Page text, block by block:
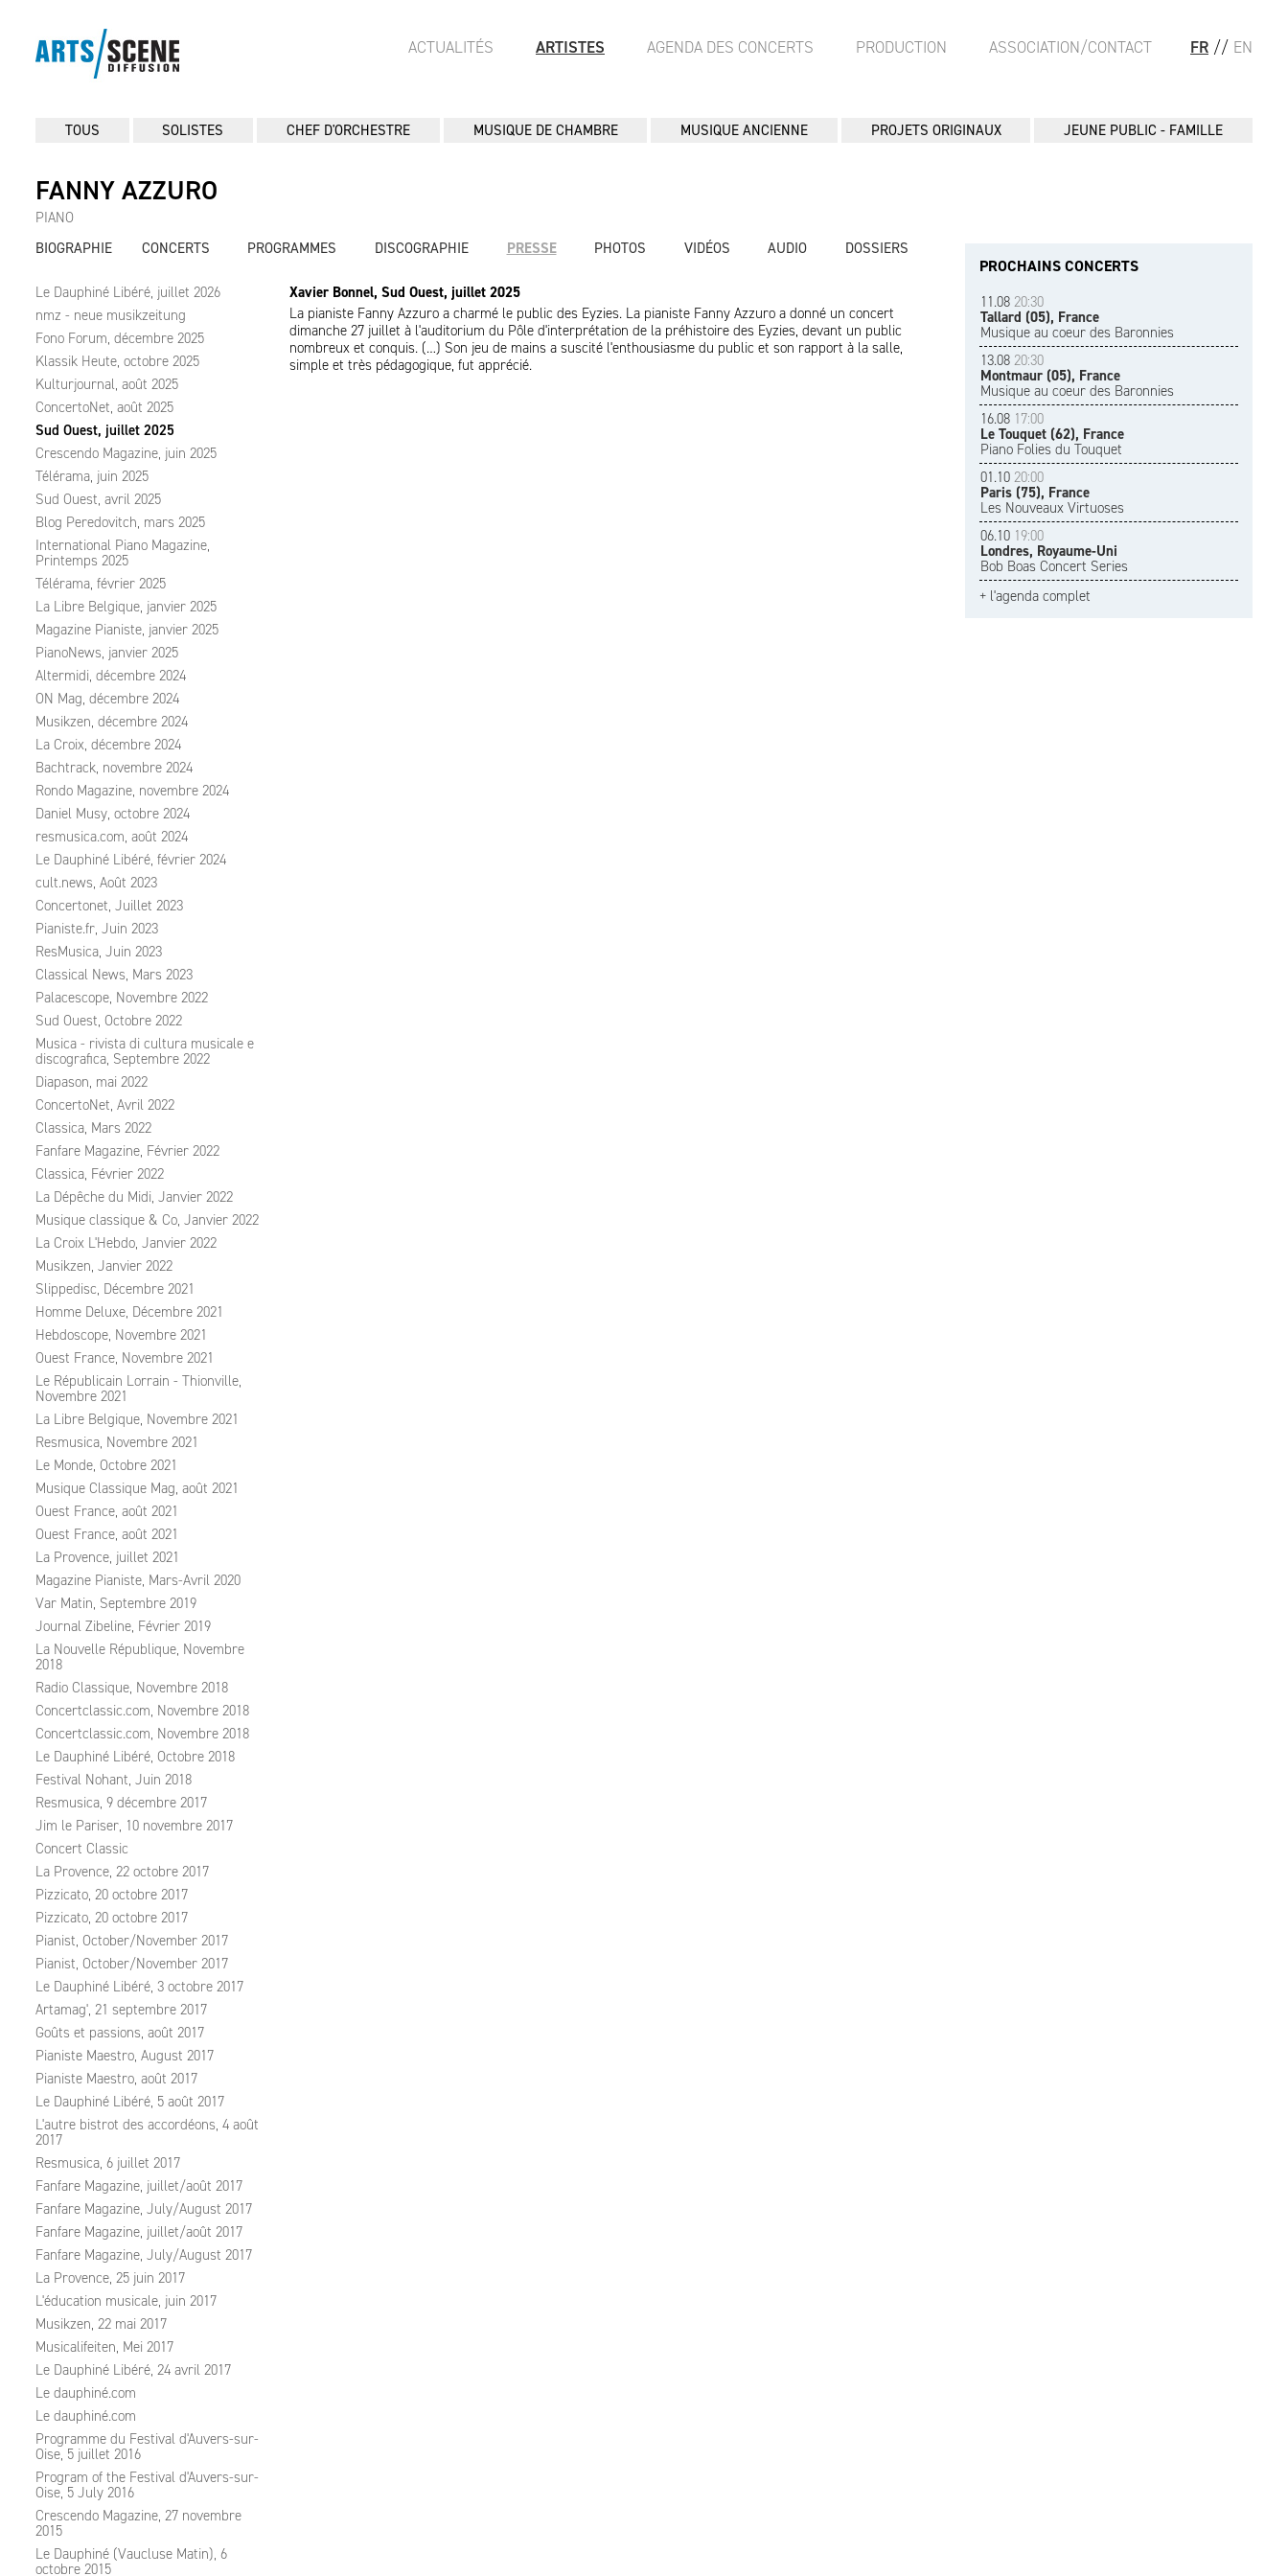
FR // EN
ACTUALITÉS ARTISTES AGENDA DES CONCERTS PRODUCTION ASSOCIATION/CONTACT
TOUS SOLISTES CHEF D'ORCHESTRE MUSIQUE DE CHAMBRE MUSIQUE ANCIENNE PROJETS ORIGINAUX JEUNE PUBLIC - FAMILLE
FANNY AZZURO
PIANO
BIOGRAPHIE
CONCERTS PROGRAMMES DISCOGRAPHIE PRESSE PHOTOS VIDÉOS AUDIO DOSSIERS
Le Dauphiné Libéré, juillet 2026
nmz - neue musikzeitung
Fono Forum, décembre 2025
Klassik Heute, octobre 2025
Kulturjournal, août 2025
ConcertoNet, août 2025
Sud Ouest, juillet 2025
Crescendo Magazine, juin 2025
Télérama, juin 2025
Sud Ouest, avril 2025
Blog Peredovitch, mars 2025
International Piano Magazine,
Printemps 2025
Télérama, février 2025
La Libre Belgique, janvier 2025
Magazine Pianiste, janvier 2025
PianoNews, janvier 2025
Altermidi, décembre 2024
ON Mag, décembre 2024
Musikzen, décembre 2024
La Croix, décembre 2024
Bachtrack, novembre 2024
Rondo Magazine, novembre 2024
Daniel Musy, octobre 2024
resmusica.com, août 2024
Le Dauphiné Libéré, février 2024
cult.news, Août 2023
Concertonet, Juillet 2023
Pianiste.fr, Juin 2023
ResMusica, Juin 2023
Classical News, Mars 2023
Palacescope, Novembre 2022
Sud Ouest, Octobre 2022
Musica - rivista di cultura musicale e
discografica, Septembre 2022
Diapason, mai 2022
ConcertoNet, Avril 2022
Classica, Mars 2022
Fanfare Magazine, Février 2022
Classica, Février 2022
La Dépêche du Midi, Janvier 2022
Musique classique & Co, Janvier 2022
La Croix L'Hebdo, Janvier 2022
Musikzen, Janvier 2022
Slippedisc, Décembre 2021
Homme Deluxe, Décembre 2021
Hebdoscope, Novembre 2021
Ouest France, Novembre 2021
Le Républicain Lorrain - Thionville,
Novembre 2021
La Libre Belgique, Novembre 2021
Resmusica, Novembre 2021
Le Monde, Octobre 2021
Musique Classique Mag, août 2021
Ouest France, août 2021
Ouest France, août 2021
La Provence, juillet 2021
Magazine Pianiste, Mars-Avril 2020
Var Matin, Septembre 2019
Journal Zibeline, Février 2019
La Nouvelle République, Novembre
2018
Radio Classique, Novembre 2018
Concertclassic.com, Novembre 2018
Concertclassic.com, Novembre 2018
Le Dauphiné Libéré, Octobre 2018
Festival Nohant, Juin 2018
Resmusica, 9 décembre 2017
Jim le Pariser, 10 novembre 2017
Concert Classic
La Provence, 22 octobre 2017
Pizzicato, 20 octobre 2017
Pizzicato, 20 octobre 2017
Pianist, October/November 2017
Pianist, October/November 2017
Le Dauphiné Libéré, 3 octobre 2017
Artamag', 21 septembre 2017
Goûts et passions, août 2017
Pianiste Maestro, August 2017
Pianiste Maestro, août 2017
Le Dauphiné Libéré, 5 août 2017
L'autre bistrot des accordéons, 4 août
2017
Resmusica, 6 juillet 2017
Fanfare Magazine, juillet/août 2017
Fanfare Magazine, July/August 2017
Fanfare Magazine, juillet/août 2017
Fanfare Magazine, July/August 2017
La Provence, 25 juin 2017
L'éducation musicale, juin 2017
Musikzen, 22 mai 2017
Musicalifeiten, Mei 2017
Le Dauphiné Libéré, 24 avril 2017
Le dauphiné.com
Le dauphiné.com
Programme du Festival d'Auvers-sur-
Oise, 5 juillet 2016
Program of the Festival d'Auvers-sur-
Oise, 5 July 2016
Crescendo Magazine, 27 novembre
2015
Le Dauphiné (Vaucluse Matin), 6
octobre 2015
Xavier Bonnel, Sud Ouest, juillet 2025
La pianiste Fanny Azzuro a charmé le public des Eyzies. La pianiste Fanny Azzuro a donné un concert
dimanche 27 juillet à l'auditorium du Pôle d'interprétation de la préhistoire des Eyzies, devant un public
nombreux et conquis. (…) Son jeu de mains a suscité l'enthousiasme du public et son rapport à la salle,
simple et très pédagogique, fut apprécié.
PROCHAINS CONCERTS
11.08 20:30
Tallard (05), France
Musique au coeur des Baronnies
13.08 20:30
Montmaur (05), France
Musique au coeur des Baronnies
16.08 17:00
Le Touquet (62), France
Piano Folies du Touquet
01.10 20:00
Paris (75), France
Les Nouveaux Virtuoses
06.10 19:00
Londres, Royaume-Uni
Bob Boas Concert Series
+ l'agenda complet